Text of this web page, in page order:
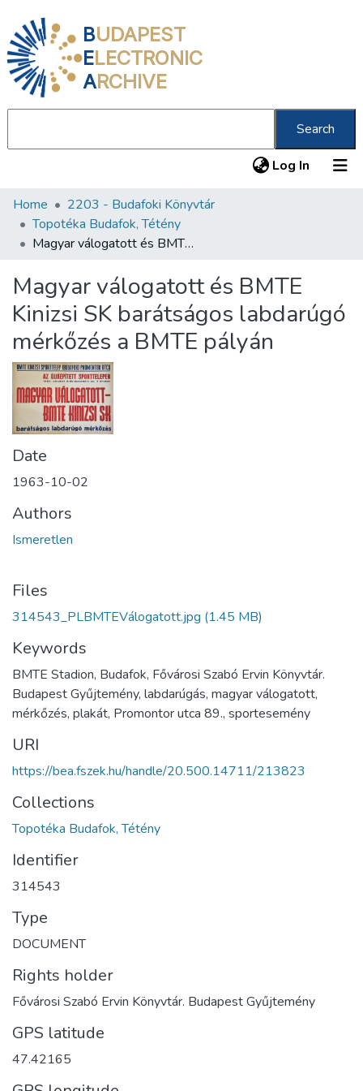
BUDAPEST
ELECTRONIC
ARCHIVE
Search
Log In (current)
Communities & Collections
All of DSpace
About us
Home
2203 - Budafoki Könyvtár
Topotéka Budafok, Tétény
Magyar válogatott és BMTE Kinizsi SK barátságos labdarúgó mérkőzés a BMTE pályán
Magyar válogatott és BMTE
Kinizsi SK barátságos labdarúgó
mérkőzés a BMTE pályán
Date
1963-10-02
Authors
Ismeretlen
Files
314543_PLBMTEVálogatott.jpg (1.45 MB)
Keywords
BMTE Stadion, Budafok, Fővárosi Szabó Ervin Könyvtár.
Budapest Gyűjtemény, labdarúgás, magyar válogatott,
mérkőzés, plakát, Promontor utca 89., sportesemény
URI
https://bea.fszek.hu/handle/20.500.14711/213823
Collections
Topotéka Budafok, Tétény
Identifier
314543
Type
DOCUMENT
Rights holder
Fővárosi Szabó Ervin Könyvtár. Budapest Gyűjtemény
GPS latitude
47.42165